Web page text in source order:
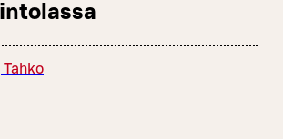
Tahko